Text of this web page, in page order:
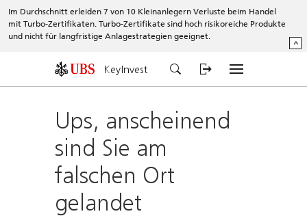
Im Durchschnitt erleiden 7 von 10 Kleinanlegern Verluste beim Handel
mit Turbo-Zertifikaten. Turbo-Zertifikate sind hoch risikoreiche Produkte
und nicht für langfristige Anlagestrategien geeignet.
^
KeyInvest
Ups, anscheinend
sind Sie am
falschen Ort
gelandet